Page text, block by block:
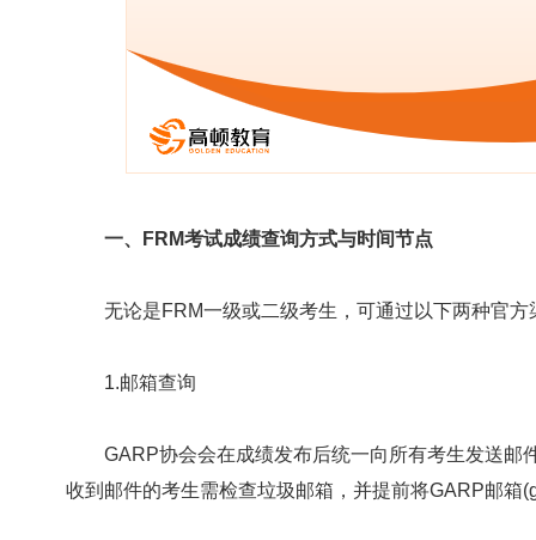
一、FRM考试成绩查询方式与时间节点
无论是FRM一级或二级考生，可通过以下两种官方
1.邮箱查询
GARP协会会在成绩发布后统一向所有考生发送邮
收到邮件的考生需检查垃圾邮箱，并提前将GARP邮箱